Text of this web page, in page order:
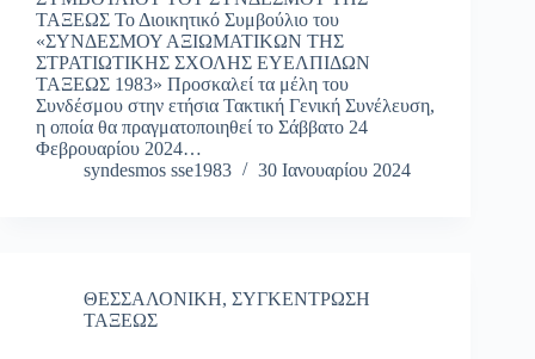
ΤΑΞΕΩΣ Το Διοικητικό Συμβούλιο του
«ΣΥΝΔΕΣΜΟΥ ΑΞΙΩΜΑΤΙΚΩΝ ΤΗΣ
ΣΤΡΑΤΙΩΤΙΚΗΣ ΣΧΟΛΗΣ ΕΥΕΛΠΙΔΩΝ
ΤΑΞΕΩΣ 1983» Προσκαλεί τα μέλη του
Συνδέσμου στην ετήσια Τακτική Γενική Συνέλευση,
η οποία θα πραγματοποιηθεί το Σάββατο 24
Φεβρουαρίου 2024…
syndesmos sse1983
30 Ιανουαρίου 2024
ΘΕΣΣΑΛΟΝΙΚΗ, ΣΥΓΚΕΝΤΡΩΣΗ
ΤΑΞΕΩΣ